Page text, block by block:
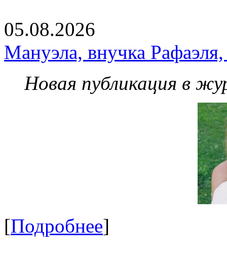
05.08.2026
Мануэла, внучка
Новая публикация в
[Подробнее]